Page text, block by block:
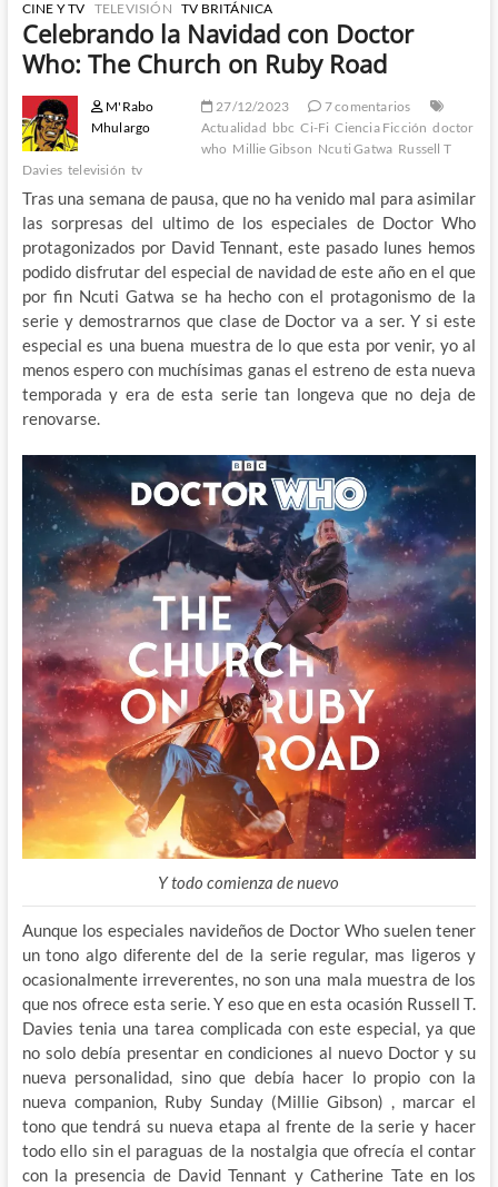
CINE Y TV TELEVISIÓN TV BRITÁNICA
Celebrando la Navidad con Doctor
Who: The Church on Ruby Road
M'Rabo
Mhulargo
27/12/2023
7 comentarios
Actualidad bbc Ci-Fi Ciencia Ficción doctor
who Millie Gibson Ncuti Gatwa Russell T
Davies televisión tv
Tras una semana de pausa, que no ha venido mal para asimilar
las sorpresas del ultimo de los especiales de Doctor Who
protagonizados por David Tennant, este pasado lunes hemos
podido disfrutar del especial de navidad de este año en el que
por fin Ncuti Gatwa se ha hecho con el protagonismo de la
serie y demostrarnos que clase de Doctor va a ser. Y si este
especial es una buena muestra de lo que esta por venir, yo al
menos espero con muchísimas ganas el estreno de esta nueva
temporada y era de esta serie tan longeva que no deja de
renovarse.
Y todo comienza de nuevo
Aunque los especiales navideños de Doctor Who suelen tener
un tono algo diferente del de la serie regular, mas ligeros y
ocasionalmente irreverentes, no son una mala muestra de los
que nos ofrece esta serie. Y eso que en esta ocasión Russell T.
Davies tenia una tarea complicada con este especial, ya que
no solo debía presentar en condiciones al nuevo Doctor y su
nueva personalidad, sino que debía hacer lo propio con la
nueva companion, Ruby Sunday (Millie Gibson) , marcar el
tono que tendrá su nueva etapa al frente de la serie y hacer
todo ello sin el paraguas de la nostalgia que ofrecía el contar
con la presencia de David Tennant y Catherine Tate en los